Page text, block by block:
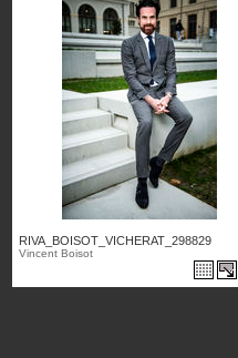
RIVA_BOISOT_VICHERAT_298829
Vincent Boisot